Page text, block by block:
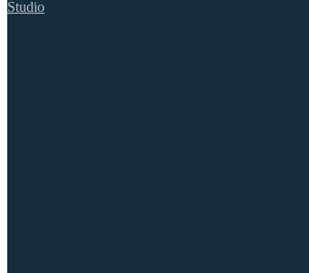
Studio